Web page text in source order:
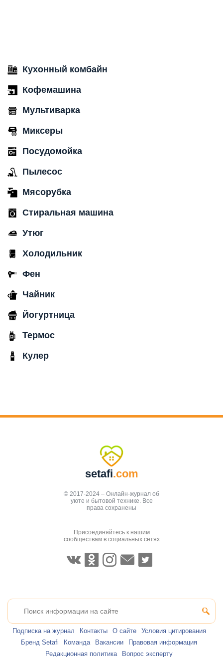
Кухонный комбайн
Кофемашина
Мультиварка
Миксеры
Посудомойка
Пылесос
Мясорубка
Стиральная машина
Утюг
Холодильник
Фен
Чайник
Йогуртница
Термос
Кулер
setafi.com
© 2017-2024 – Онлайн-журнал об
уюте и бытовой технике. Все
права сохранены
Присоединяйтесь к нашим
сообществам в социальных сетях
Подписка на журнал Контакты О сайте
Условия цитирования
Бренд Setafi
Команда Вакансии
Правовая информация
Редакционная политика
Вопрос эксперту